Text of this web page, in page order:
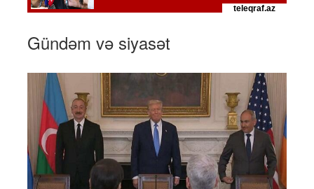
Gündəm və siyasət